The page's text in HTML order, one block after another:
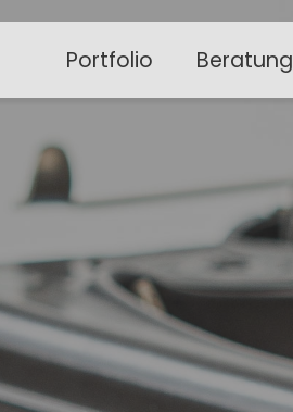
Portfolio Beratung